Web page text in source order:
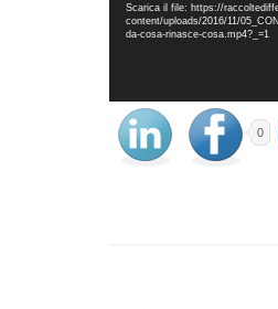
Scarica il file: https://
content/uploads/2016/11/
da-cosa-rinasce-cosa.mp4?_=1
0